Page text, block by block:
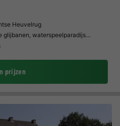
Heuvelrug
glijbanen, waterspeelparadijs…
prijzen